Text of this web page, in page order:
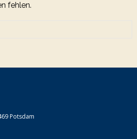
fehlen.
Potsdam